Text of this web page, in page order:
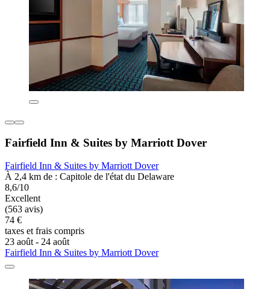
Fairfield Inn & Suites by Marriott Dover
Fairfield Inn & Suites by Marriott Dover
À 2,4 km de : Capitole de l'état du Delaware
8,6/10
Excellent
(563 avis)
74 €
taxes et frais compris
23 août - 24 août
Fairfield Inn & Suites by Marriott Dover